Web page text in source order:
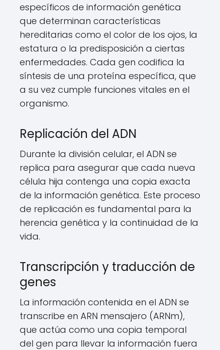
específicos de información genética
que determinan características
hereditarias como el color de los ojos, la
estatura o la predisposición a ciertas
enfermedades. Cada gen codifica la
síntesis de una proteína específica, que
a su vez cumple funciones vitales en el
organismo.
Replicación del ADN
Durante la división celular, el ADN se
replica para asegurar que cada nueva
célula hija contenga una copia exacta
de la información genética. Este proceso
de replicación es fundamental para la
herencia genética y la continuidad de la
vida.
Transcripción y traducción de
genes
La información contenida en el ADN se
transcribe en ARN mensajero (ARNm),
que actúa como una copia temporal
del gen para llevar la información fuera